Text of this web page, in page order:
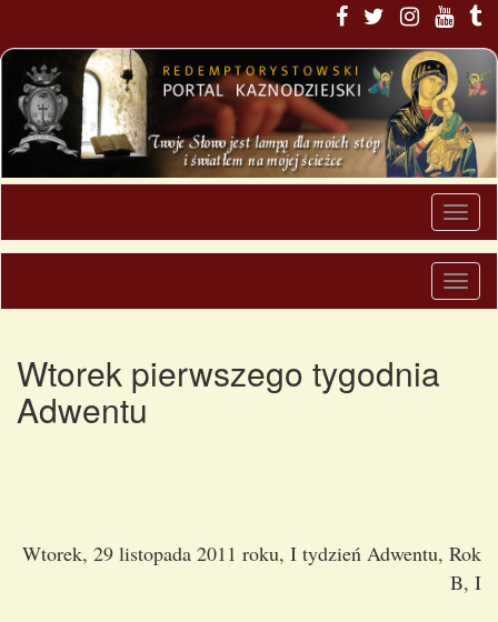
Wtorek pierwszego tygodnia
Adwentu
Wtorek, 29 listopada 2011 roku, I tydzień Adwentu, Rok
B, I